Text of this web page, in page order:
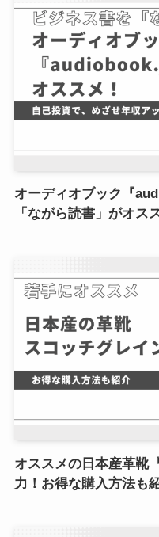
オーディオブック『
「ながら読書」がオス
オススメの日本産革靴
力！お得な購入方法も